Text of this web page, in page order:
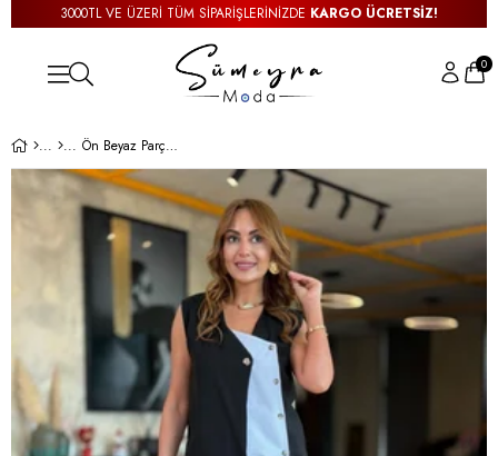
3000TL VE ÜZERİ TÜM SİPARİŞLERİNİZDE KARGO ÜCRETSİZ!
0
Ön Beyaz Parça Detay Siyah Tensel İkili Takım